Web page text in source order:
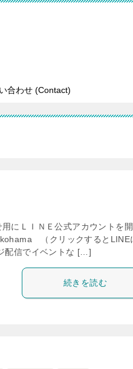
合わせ (Contact)
にＬＩＮＥ公式アカウントを
（クリックするとLINE
配信でイベントな […]
続きを読む